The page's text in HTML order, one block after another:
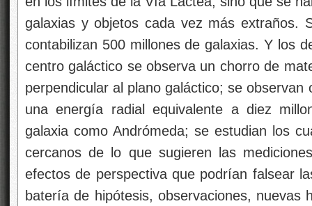
galaxias y objetos cada vez más extraños.
contabilizan 500 millones de galaxias. Y los
centro galáctico se observa un chorro de
perpendicular al plano galáctico; se
una energía radial equivalente a diez
galaxia como Andrómeda; se estudian los
cercanos de lo que sugieren las
efectos de perspectiva que podrían falsear
batería de hipótesis, observaciones, nuevas